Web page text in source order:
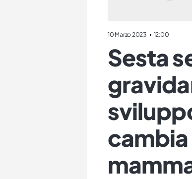
10 Marzo 2023 12:00
Sesta